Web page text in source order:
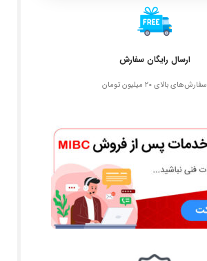
ارسال رایگان سفارش
سفارش‌های بالای 20 میلیون تومان